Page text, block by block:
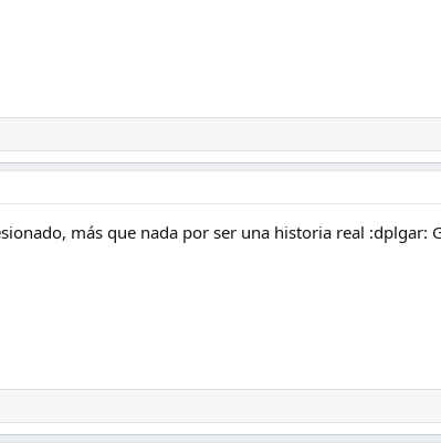
más que nada por ser una historia real :dplgar: